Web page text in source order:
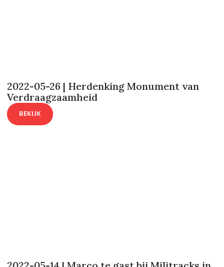
2022-05-26 | Herdenking Monument van
Verdraagzaamheid
BEKIJK